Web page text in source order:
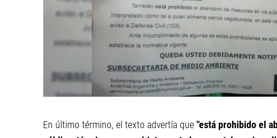
En último término, el texto advertía que "está prohibido el